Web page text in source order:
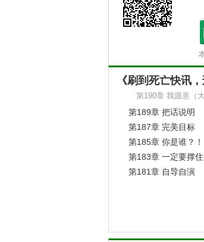
《刷到死亡快讯
第190章 我愿意（
第189章 把话说明
第187章 完美目标
第185章 你是谁？！
第183章 一定要撑住
第181章 自导自演